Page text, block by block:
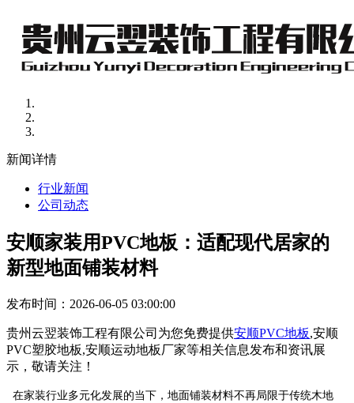
新闻详情
行业新闻
公司动态
安顺家装用PVC地板：适配现代居家的
新型地面铺装材料
发布时间：2026-06-05 03:00:00
贵州云翌装饰工程有限公司为您免费提供安顺PVC地板,安顺
PVC塑胶地板,安顺运动地板厂家等相关信息发布和资讯展
示，敬请关注！
在家装行业多元化发展的当下，地面铺装材料不再局限于传统木地